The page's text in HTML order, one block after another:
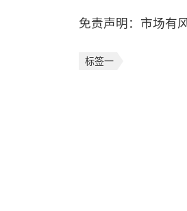
免责声明：市场有
标签一